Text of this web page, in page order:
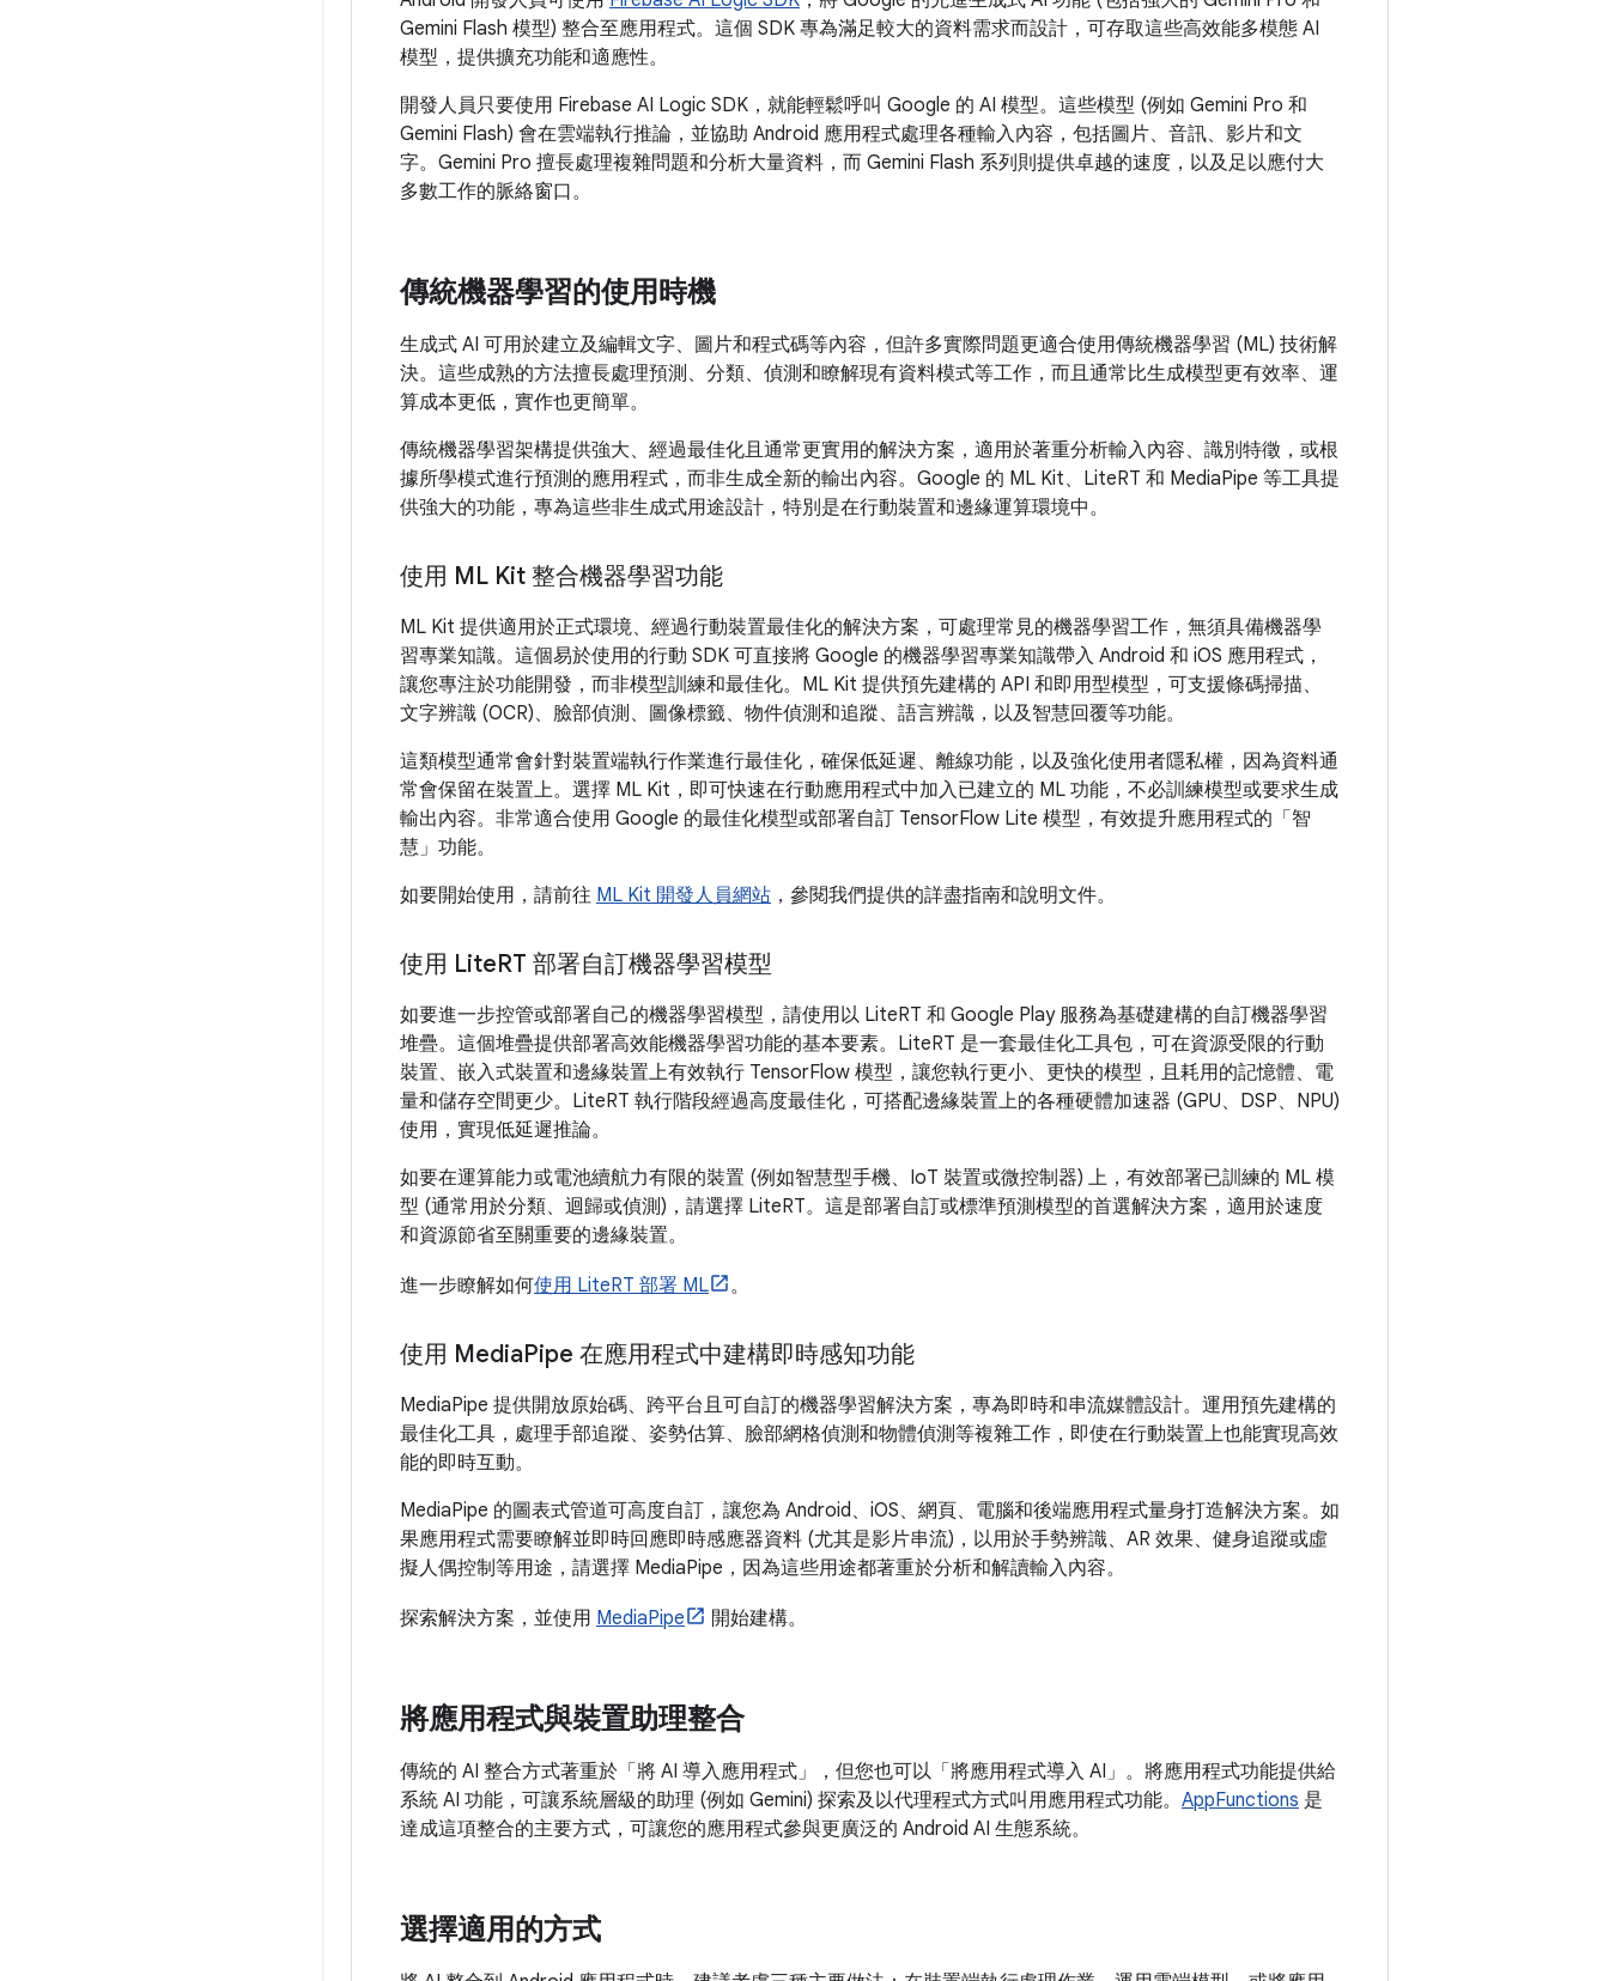
Gemini Flash 模型) 整合至應用程式。這個 SDK 專為滿足較大的資料需求而設計，可存取這些高效能多模態 AI
模型，提供擴充功能和適應性。
開發人員只要使用 Firebase AI Logic SDK，就能輕鬆呼叫 Google 的 AI 模型。這些模型 (例如 Gemini Pro 和
Gemini Flash) 會在雲端執行推論，並協助 Android 應用程式處理各種輸入內容，包括圖片、音訊、影片和文
字。Gemini Pro 擅長處理複雜問題和分析大量資料，而 Gemini Flash 系列則提供卓越的速度，以及足以應付大
多數工作的脈絡窗口。
傳統機器學習的使用時機
生成式 AI 可用於建立及編輯文字、圖片和程式碼等內容，但許多實際問題更適合使用傳統機器學習 (ML) 技術解
決。這些成熟的方法擅長處理預測、分類、偵測和瞭解現有資料模式等工作，而且通常比生成模型更有效率、運
算成本更低，實作也更簡單。
傳統機器學習架構提供強大、經過最佳化且通常更實用的解決方案，適用於著重分析輸入內容、識別特徵，或根
據所學模式進行預測的應用程式，而非生成全新的輸出內容。Google 的 ML Kit、LiteRT 和 MediaPipe 等工具提
供強大的功能，專為這些非生成式用途設計，特別是在行動裝置和邊緣運算環境中。
使用 ML Kit 整合機器學習功能
ML Kit 提供適用於正式環境、經過行動裝置最佳化的解決方案，可處理常見的機器學習工作，無須具備機器學
習專業知識。這個易於使用的行動 SDK 可直接將 Google 的機器學習專業知識帶入 Android 和 iOS 應用程式，
讓您專注於功能開發，而非模型訓練和最佳化。ML Kit 提供預先建構的 API 和即用型模型，可支援條碼掃描、
文字辨識 (OCR)、臉部偵測、圖像標籤、物件偵測和追蹤、語言辨識，以及智慧回覆等功能。
這類模型通常會針對裝置端執行作業進行最佳化，確保低延遲、離線功能，以及強化使用者隱私權，因為資料通
常會保留在裝置上。選擇 ML Kit，即可快速在行動應用程式中加入已建立的 ML 功能，不必訓練模型或要求生成
輸出內容。非常適合使用 Google 的最佳化模型或部署自訂 TensorFlow Lite 模型，有效提升應用程式的「智
慧」功能。
如要開始使用，請前往 ML Kit 開發人員網站 ，參閱我們提供的詳盡指南和說明文件。
使用 LiteRT 部署自訂機器學習模型
如要進一步控管或部署自己的機器學習模型，請使用以 LiteRT 和 Google Play 服務為基礎建構的自訂機器學習
堆疊。這個堆疊提供部署高效能機器學習功能的基本要素。LiteRT 是一套最佳化工具包，可在資源受限的行動
裝置、嵌入式裝置和邊緣裝置上有效執行 TensorFlow 模型，讓您執行更小、更快的模型，且耗用的記憶體、電
量和儲存空間更少。LiteRT 執行階段經過高度最佳化，可搭配邊緣裝置上的各種硬體加速器 (GPU、DSP、NPU)
使用，實現低延遲推論。
如要在運算能力或電池續航力有限的裝置 (例如智慧型手機、IoT 裝置或微控制器) 上，有效部署已訓練的 ML 模
型 (通常用於分類、迴歸或偵測)，請選擇 LiteRT。這是部署自訂或標準預測模型的首選解決方案，適用於速度
和資源節省至關重要的邊緣裝置。
進一步瞭解如何使用 LiteRT 部署 ML 。
使用 MediaPipe 在應用程式中建構即時感知功能
MediaPipe 提供開放原始碼、跨平台且可自訂的機器學習解決方案，專為即時和串流媒體設計。運用預先建構的
最佳化工具，處理手部追蹤、姿勢估算、臉部網格偵測和物體偵測等複雜工作，即使在行動裝置上也能實現高效
能的即時互動。
MediaPipe 的圖表式管道可高度自訂，讓您為 Android、iOS、網頁、電腦和後端應用程式量身打造解決方案。如
果應用程式需要瞭解並即時回應即時感應器資料 (尤其是影片串流)，以用於手勢辨識、AR 效果、健身追蹤或虛
擬人偶控制等用途，請選擇 MediaPipe，因為這些用途都著重於分析和解讀輸入內容。
探索解決方案，並使用 MediaPipe 開始建構。
將應用程式與裝置助理整合
傳統的 AI 整合方式著重於「將 AI 導入應用程式」，但您也可以「將應用程式導入 AI」。將應用程式功能提供給
系統 AI 功能，可讓系統層級的助理 (例如 Gemini) 探索及以代理程式方式叫用應用程式功能。 AppFunctions 是
達成這項整合的主要方式，可讓您的應用程式參與更廣泛的 Android AI 生態系統。
選擇適用的方式